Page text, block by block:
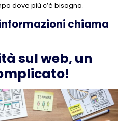
dove più c’è bisogno.
chiama
sul web, un